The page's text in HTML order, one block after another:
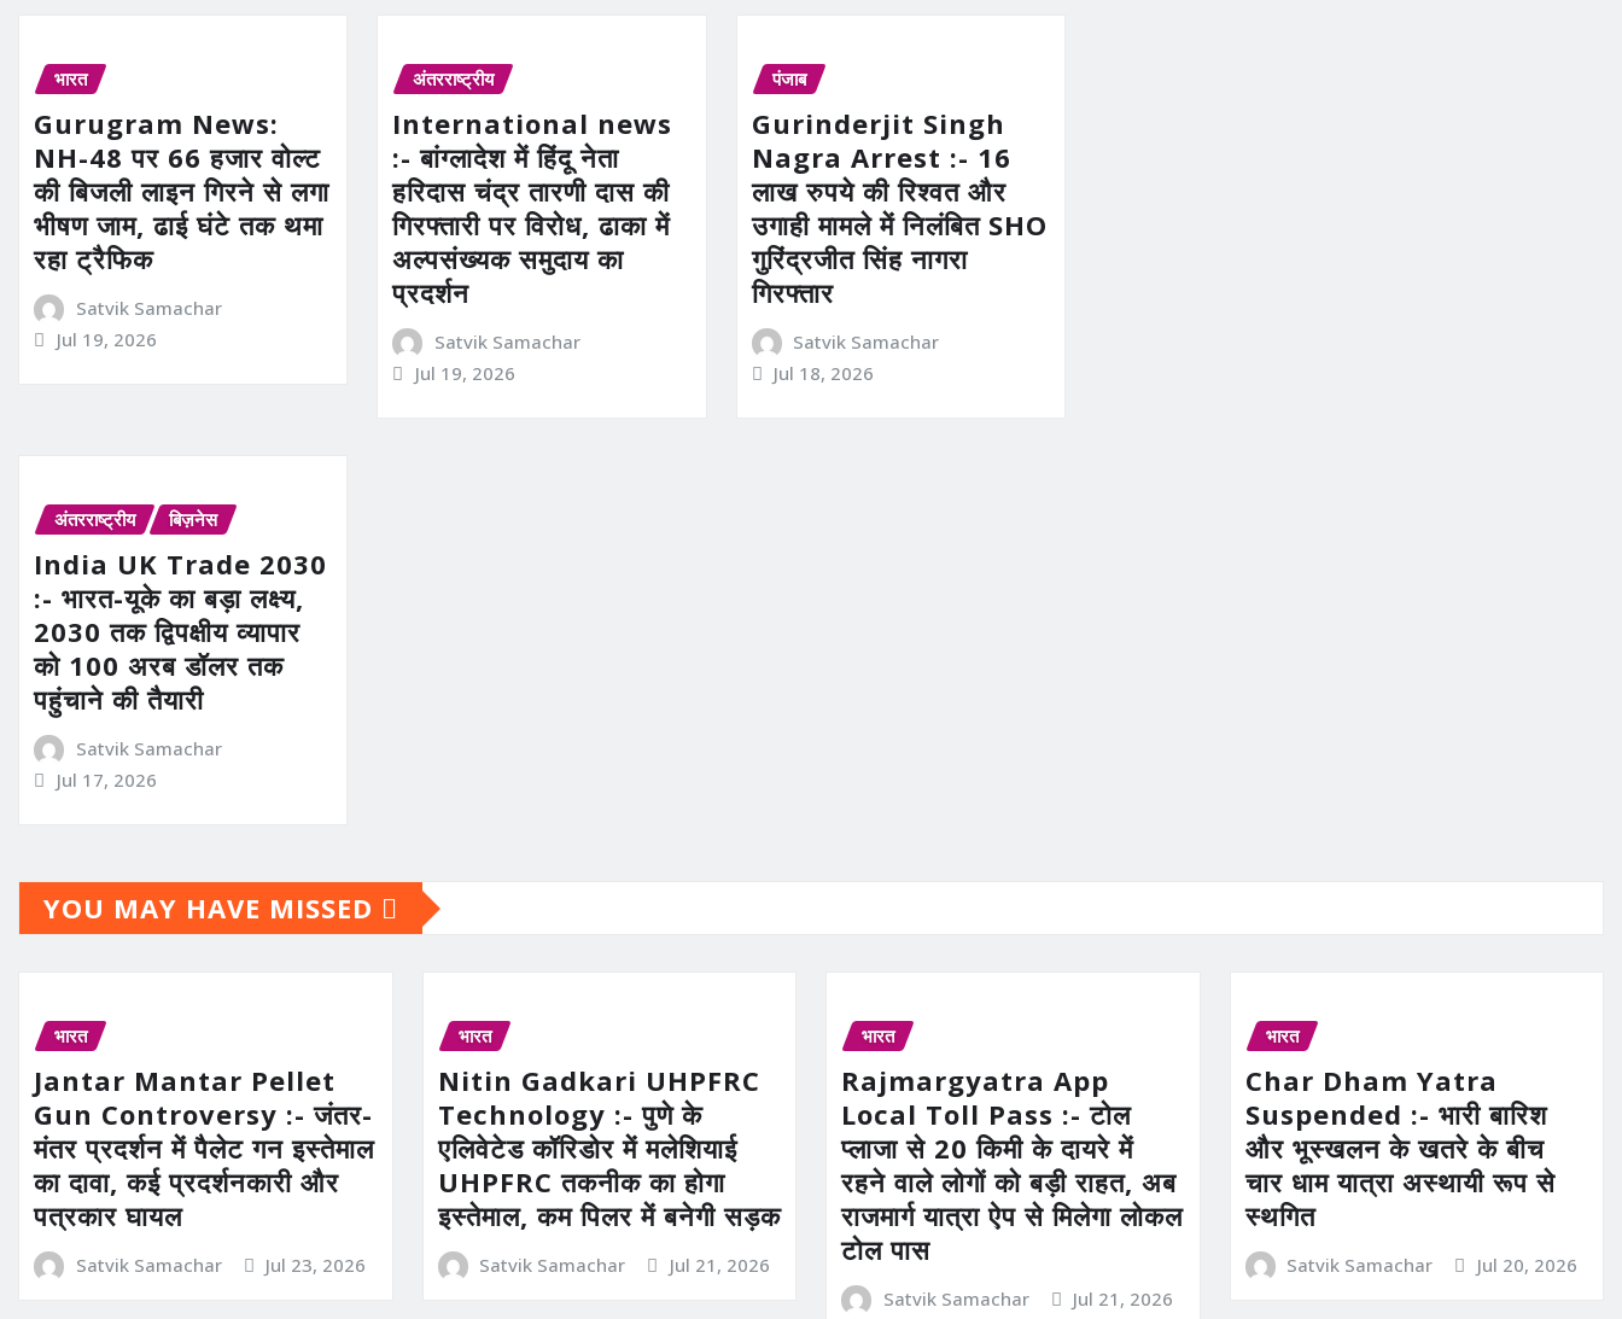
भारत
Gurugram News:
NH-48 पर 66 हजार वोल्ट
की बिजली लाइन गिरने से लगा
भीषण जाम, ढाई घंटे तक थमा
रहा ट्रैफिक
Satvik Samachar
Jul 19, 2026
अंतरराष्ट्रीय
International news
:- बांग्लादेश में हिंदू नेता
हरिदास चंद्र तारणी दास की
गिरफ्तारी पर विरोध, ढाका में
अल्पसंख्यक समुदाय का
प्रदर्शन
Satvik Samachar
Jul 19, 2026
पंजाब
Gurinderjit Singh
Nagra Arrest :- 16
लाख रुपये की रिश्वत और
उगाही मामले में निलंबित SHO
गुरिंद्रजीत सिंह नागरा
गिरफ्तार
Satvik Samachar
Jul 18, 2026
अंतरराष्ट्रीय बिज़नेस
India UK Trade 2030
:- भारत-यूके का बड़ा लक्ष्य,
2030 तक द्विपक्षीय व्यापार
को 100 अरब डॉलर तक
पहुंचाने की तैयारी
Satvik Samachar
Jul 17, 2026
YOU MAY HAVE MISSED
भारत
Jantar Mantar Pellet
Gun Controversy :- जंतर-
मंतर प्रदर्शन में पैलेट गन इस्तेमाल
का दावा, कई प्रदर्शनकारी और
पत्रकार घायल
Satvik Samachar Jul 23, 2026
भारत
Nitin Gadkari UHPFRC
Technology :- पुणे के
एलिवेटेड कॉरिडोर में मलेशियाई
UHPFRC तकनीक का होगा
इस्तेमाल, कम पिलर में बनेगी सड़क
Satvik Samachar Jul 21, 2026
भारत
Rajmargyatra App
Local Toll Pass :- टोल
प्लाजा से 20 किमी के दायरे में
रहने वाले लोगों को बड़ी राहत, अब
राजमार्ग यात्रा ऐप से मिलेगा लोकल
टोल पास
Satvik Samachar Jul 21, 2026
भारत
Char Dham Yatra
Suspended :- भारी बारिश
और भूस्खलन के खतरे के बीच
चार धाम यात्रा अस्थायी रूप से
स्थगित
Satvik Samachar Jul 20, 2026